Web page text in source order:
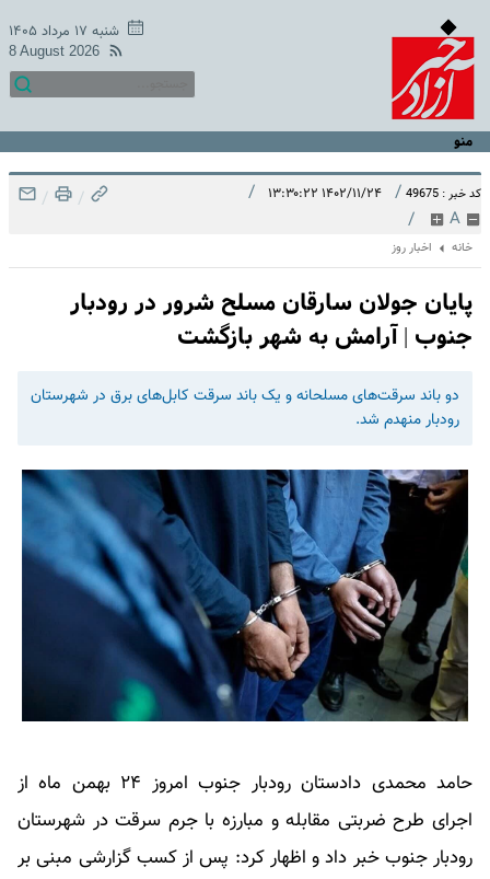
شنبه ۱۷ مرداد ۱۴۰۵
8 August 2026
منو
کد خبر : 49675 / ۱۴۰۲/۱۱/۲۴ ۱۳:۳۰:۲۲ /
A
/
/
/
خانه اخبار روز
پایان جولان سارقان مسلح شرور در رودبار
جنوب | آرامش به شهر بازگشت
دو باند سرقت‌های مسلحانه و یک باند سرقت کابل‌های برق در شهرستان
رودبار منهدم شد.
حامد محمدی دادستان رودبار جنوب امروز ۲۴ بهمن ماه از
اجرای طرح ضربتی مقابله و مبارزه با جرم سرقت در شهرستان
رودبار جنوب خبر داد و اظهار کرد: پس از کسب گزارشی مبنی بر